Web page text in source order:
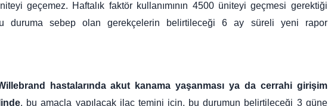
geçemez. Haftalık faktör kullanımının 4500 üniteyi geçmesi gerektiği
duruma sebep olan gerekçelerin belirtileceği 6 ay süreli yeni rapor
hastalarında akut kanama yaşanması ya da cerrahi girişim
, bu amaçla yapılacak ilaç temini için, bu durumun belirtileceği 3 güne